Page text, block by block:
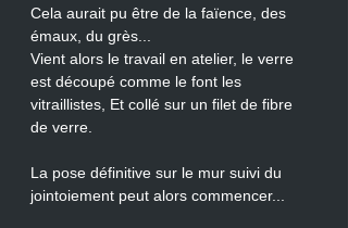
Cela aurait pu être de la faïence, des
émaux, du grès...
Vient alors le travail en atelier, le verre
est découpé comme le font les
vitraillistes, Et collé sur un filet de fibre
de verre.
La pose définitive sur le mur suivi du
jointoiement peut alors commencer...